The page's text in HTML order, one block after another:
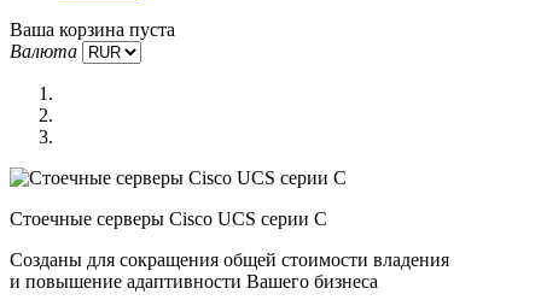
Ваша корзина пуста
Валюта
Стоечные серверы Cisco UCS серии C
Созданы для сокращения общей стоимости владения
и повышение адаптивности Вашего бизнеса